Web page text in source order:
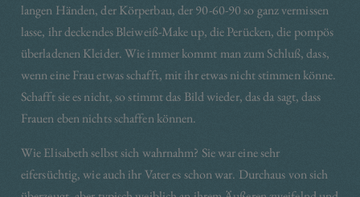
langen Händen, der Körperbau, der 90-60-90 so ganz vermissen
lasse, ihr deckendes Bleiweiß-Make up, die Perücken, die pompös
überladenen Kleider. Wie immer kommt man zum Schluß, dass,
wenn eine Frau etwas schafft, mit ihr etwas nicht stimmen könne.
Schafft sie es nicht, so stimmt das Bild wieder, das da sagt, dass
Frauen eben nichts schaffen können.
Wie Elisabeth selbst sich wahrnahm? Sie war eine sehr
eifersüchtig, wie auch ihr Vater es schon war. Durchaus von sich